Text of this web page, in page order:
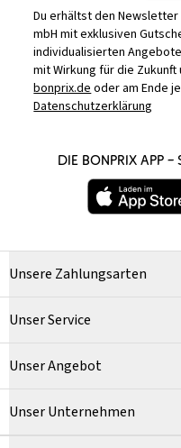
Du erhältst den
mbH mit exklusiven
individualisierten
mit Wirkung für die Zukunft
bonprix.deoder am Ende
Datenschutzerklärung
DIE BONPRIX APP –
Unsere Zahlungsarten
Unser Service
Unser Angebot
Unser Unternehmen